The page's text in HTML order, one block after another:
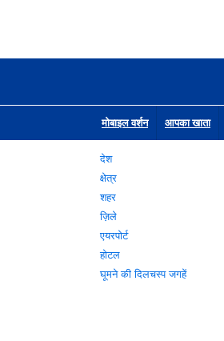
मोबाइल वर्शन आपका खाता
देश
क्षेत्र
शहर
ज़िले
एयरपोर्ट
होटल
घूमने की दिलचस्प जगहें